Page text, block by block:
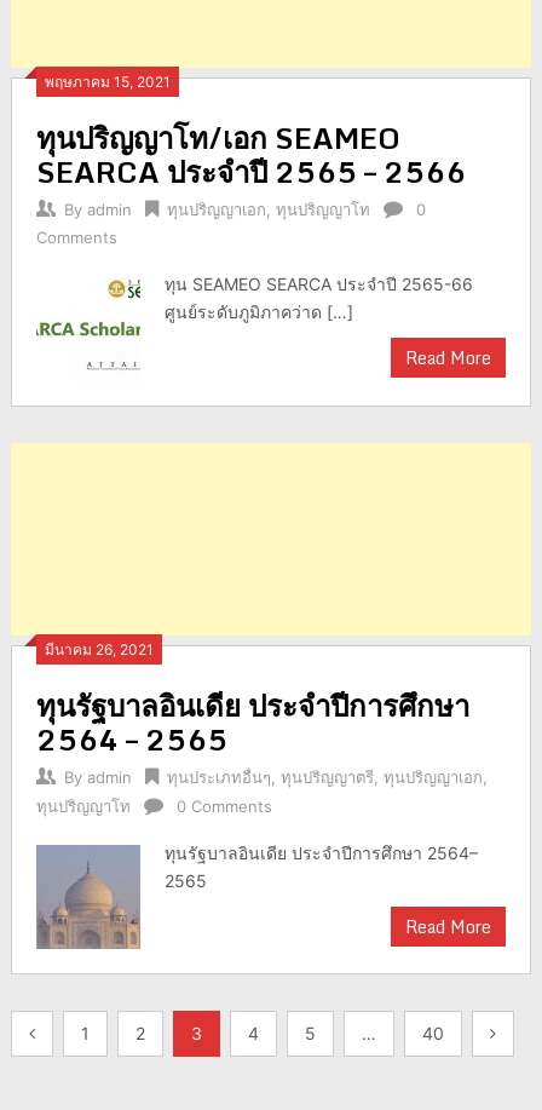
พฤษภาคม 15, 2021
ทุนปริญญาโท/เอก SEAMEO
SEARCA ประจำปี 2565 – 2566
By admin ทุนปริญญาเอก, ทุนปริญญาโท
0
Comments
ทุน SEAMEO SEARCA ประจำปี 2565-66
ศูนย์ระดับภูมิภาคว่าด […]
Read More
มีนาคม 26, 2021
ทุนรัฐบาลอินเดีย ประจำปีการศึกษา
2564 – 2565
By admin ทุนประเภทอื่นๆ ทุนปริญญาตรี, ทุนปริญญาเอก
ทุนปริญญาโท
0 Comments
ทุนรัฐบาลอินเดีย ประจำปีการศึกษา 2564–
2565
Read More
แนะแนว
1 2 3 4 5 … 40